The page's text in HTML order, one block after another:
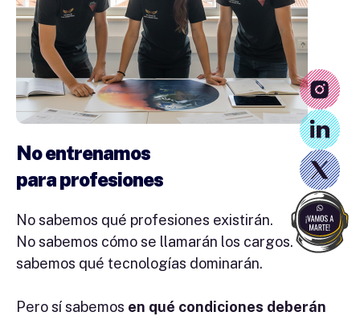
No entrenamos
para profesiones
No sabemos qué profesiones existirán.
No sabemos cómo se llamarán los cargos. No
sabemos qué tecnologías dominarán.
Pero sí sabemos en qué condiciones deberán